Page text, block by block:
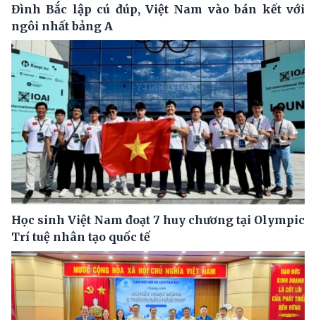
Đình Bắc lập cú đúp, Việt Nam vào bán kết với
ngôi nhất bảng A
Học sinh Việt Nam đoạt 7 huy chương tại Olympic
Trí tuệ nhân tạo quốc tế